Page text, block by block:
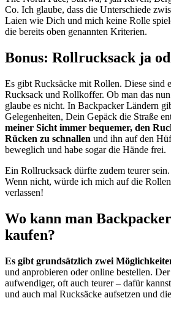
Co. Ich glaube, dass die Unterschiede
Laien wie Dich und mich keine Rolle
die bereits oben genannten Kriterien.
Bonus: Rollrucksack ja
Es gibt Rucksäcke mit Rollen. Diese sind
Rucksack und Rollkoffer. Ob man das
glaube es nicht. In Backpacker Ländern
Gelegenheiten, Dein Gepäck die Straße
meiner Sicht immer bequemer, den
Rücken zu schnallen und ihn auf den
beweglich und habe sogar die Hände frei.
Ein Rollrucksack dürfte zudem teurer
Wenn nicht, würde ich mich auf die
verlassen!
Wo kann man
kaufen?
Es gibt grundsätzlich zwei
und anprobieren oder online bestellen.
aufwendiger, oft auch teurer – dafür
und auch mal Rucksäcke aufsetzen und